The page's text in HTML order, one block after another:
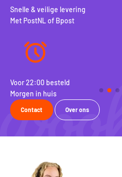
Snelle & veilige levering
Met PostNL of Bpost
Voor 22:00 besteld
Morgen in huis
Contact Over ons